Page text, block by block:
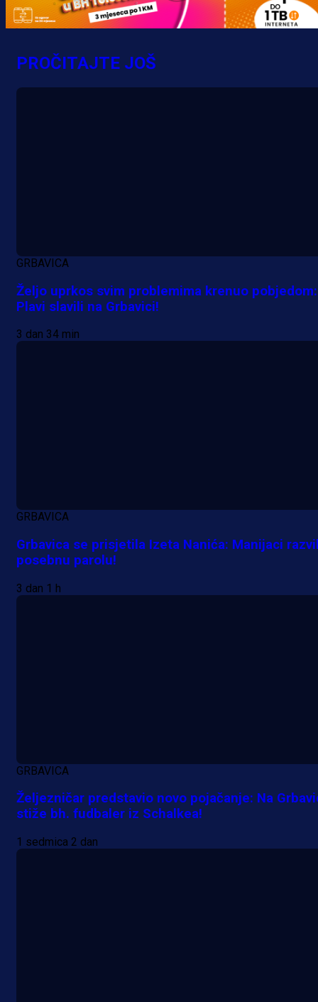
PROČITAJTE JOŠ
GRBAVICA
Željo uprkos svim problemima krenuo pobjedom:
Plavi slavili na Grbavici!
3 dan 34 min
GRBAVICA
Grbavica se prisjetila Izeta Nanića: Manijaci
posebnu parolu!
3 dan 1 h
GRBAVICA
Željezničar predstavio novo pojačanje: Na
stiže bh. fudbaler iz Schalkea!
1 sedmica 2 dan